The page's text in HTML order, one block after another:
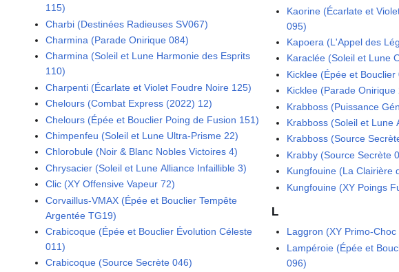
115)
Charbi (Destinées Radieuses SV067)
Charmina (Parade Onirique 084)
Charmina (Soleil et Lune Harmonie des Esprits
110)
Charpenti (Écarlate et Violet Foudre Noire 125)
Chelours (Combat Express (2022) 12)
Chelours (Épée et Bouclier Poing de Fusion 151)
Chimpenfeu (Soleil et Lune Ultra-Prisme 22)
Chlorobule (Noir & Blanc Nobles Victoires 4)
Chrysacier (Soleil et Lune Alliance Infaillible 3)
Clic (XY Offensive Vapeur 72)
Corvaillus-VMAX (Épée et Bouclier Tempête
Argentée TG19)
Crabicoque (Épée et Bouclier Évolution Céleste
011)
Crabicoque (Source Secrète 046)
Kaorine (Écarlate et
095)
Kapoera (L'Appel des
Karaclée (Soleil et Lune
Kicklee (Épée et Bouclier
Kicklee (Parade Onirique
Krabboss (Puissance
Krabboss (Soleil et Lune
Krabboss (Source
Krabby (Source Secrète
Kungfouine (La Clairière
Kungfouine (XY Poings
L
Laggron (XY Primo-Choc
Lampéroie (Épée et
096)